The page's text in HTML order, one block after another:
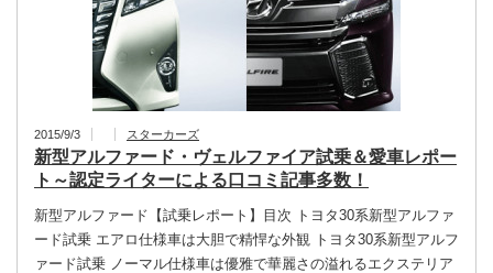
2015/9/3 スターカーズ
新型アルファード・ヴェルファイア試乗＆愛車レポー
ト～認定ライターによる口コミ記事多数！
新型アルファード【試乗レポート】目次 トヨタ30系新型アルファ
ード試乗 エアロ仕様車は大胆で精悍な外観 トヨタ30系新型アルフ
ァード試乗 ノーマル仕様車は優雅で華麗さの溢れるエクステリア